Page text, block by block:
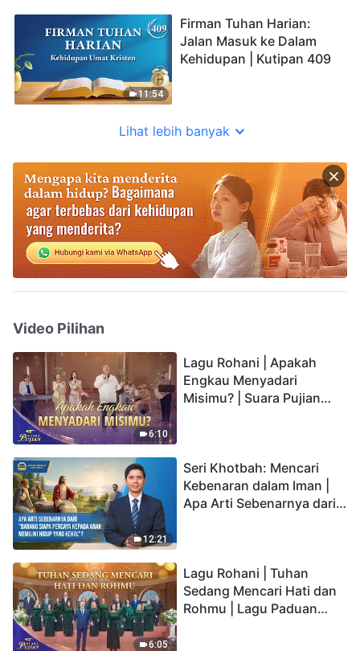
11:54
Firman Tuhan Harian:
Jalan Masuk ke Dalam
Kehidupan | Kutipan 409
Lihat lebih banyak
Video Pilihan
6:10
Lagu Rohani | Apakah
Engkau Menyadari
Misimu? | Suara Pujian
12:21
Seri Khotbah: Mencari
Kebenaran dalam Iman |
Apa Arti Sebenarnya dari
6:05
Lagu Rohani | Tuhan
Sedang Mencari Hati dan
Rohmu | Lagu Paduan